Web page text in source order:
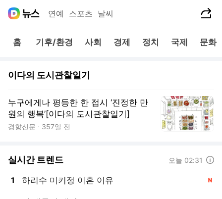
연예 스포츠 날씨
홈 기후/환경 사회 경제 정치 국제 문화
이다의 도시관찰일기
누구에게나 평등한 한 접시 ‘진정한 만
원의 행복’[이다의 도시관찰일기]
경향신문 357일 전
실시간 트렌드 오늘 02:31
1 하리수 미키정 이혼 이유